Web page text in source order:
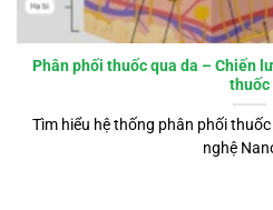
Phân phối thuốc qua da – Chiến
thuốc
Tìm hiểu hệ thống phân phối
nghệ